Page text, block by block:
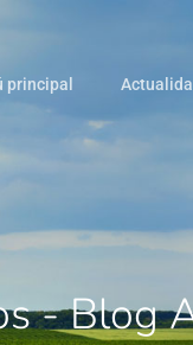
principal
- Blog